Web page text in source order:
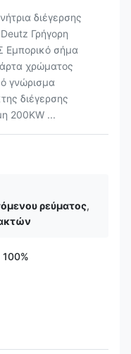
διέγερσης
Γρήγορη
Εμπορικό σήμα
χρώματος
γνώρισμα
διέγερσης
200KW ...
ρεύματος,